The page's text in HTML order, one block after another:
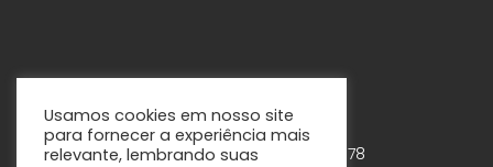
Rua Tabapuã, 888 – 7º andar – Cjs. 75-78
Usamos cookies em nosso site
para fornecer a experiência mais
relevante, lembrando suas